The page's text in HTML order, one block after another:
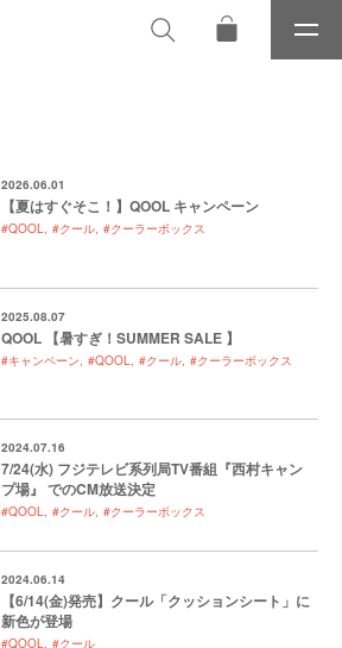
メ
ニ
2026.06.01
【夏はすぐそこ！】QOOL キャンペーン
#QOOL #クール #クーラーボックス
2025.08.07
QOOL 【暑すぎ！SUMMER SALE 】
#キャンペーン #QOOL #クール #クーラーボックス
2024.07.16
7/24(水) フジテレビ系列局TV番組『西村キャン
プ場』 でのCM放送決定
#QOOL #クール #クーラーボックス
2024.06.14
【6/14(金)発売】クール「クッションシート」に
新色が登場
#QOOL #クール